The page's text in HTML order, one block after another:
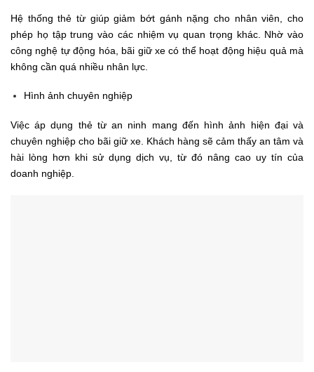
Hệ thống thẻ từ giúp giảm bớt gánh nặng cho nhân viên, cho
phép họ tập trung vào các nhiệm vụ quan trọng khác. Nhờ vào
công nghệ tự động hóa, bãi giữ xe có thể hoạt động hiệu quả mà
không cần quá nhiều nhân lực.
Hình ảnh chuyên nghiệp
Việc áp dụng thẻ từ an ninh mang đến hình ảnh hiện đại và
chuyên nghiệp cho bãi giữ xe. Khách hàng sẽ cảm thấy an tâm và
hài lòng hơn khi sử dụng dịch vụ, từ đó nâng cao uy tín của
doanh nghiệp.